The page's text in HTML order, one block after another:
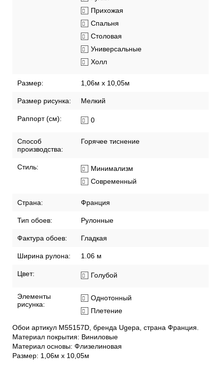
Прихожая
Спальня
Столовая
Универсальные
Холл
Размер: 1,06м х 10,05м
Размер рисунка: Мелкий
Раппорт (см): 0
Способ
производства:
Горячее тиснение
Стиль:
Минимализм
Современный
Страна: Франция
Тип обоев: Рулонные
Фактура обоев: Гладкая
Ширина рулона: 1.06 м
Цвет: Голубой
Элементы
рисунка:
Однотонный
Плетение
Обои артикул M55157D, бренда Ugepa, страна Франция.
Материал покрытия: Виниловые
Материал основы: Флизелиновая
Размер: 1,06м х 10,05м